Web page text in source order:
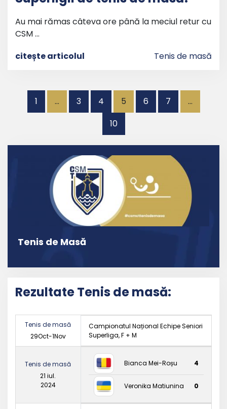
Au mai rămas câteva ore până la meciul retur cu
CSM …
citește articolul
Tenis de masă
Paginație
articole
1 … 3 4 5 6 7
…
10
Tenis de Masă
Rezultate Tenis de masă:
Tenis de masă
29Oct-1Nov
Campionatul Național Echipe Seniori
Superliga, F + M
Tenis de masă
21 iul.
2024
Bianca Mei-Roșu 4
Veronika Matiunina 0